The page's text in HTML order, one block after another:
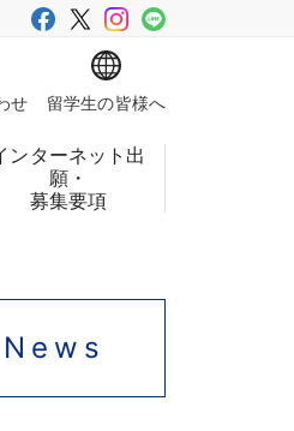
せ 留学生の皆様へ
ンターネット出
願・
募集要項